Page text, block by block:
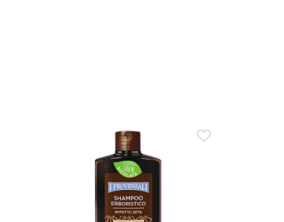
Inhaltsstoffe wie Glycerin und